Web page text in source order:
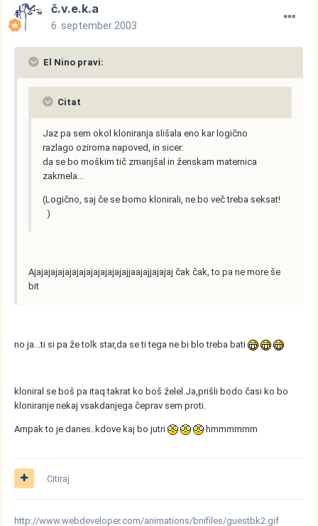
č.v.e.k.a
6. september 2003
El Nino pravi:
Citat
Jaz pa sem okol kloniranja slišala eno kar logično
razlago oziroma napoved, in sicer:
da se bo moškim tič zmanjšal in ženskam maternica
zakrnela...
(Logično, saj če se bomo klonirali, ne bo več treba seksat!
)
Ajajajajajajajajajajajajajajjaajajjajajaj čak čak, to pa ne more še
bit
no ja...ti si pa že tolk star,da se ti tega ne bi blo treba bati
kloniral se boš pa itaq takrat ko boš želel.Ja,prišli bodo časi ko bo
kloniranje nekaj vsakdanjega čeprav sem proti.
Ampak to je danes..kdove kaj bo jutri hmmmmmm
Citiraj
http://www.webdeveloper.com/animations/bnifiles/guestbk2.gif